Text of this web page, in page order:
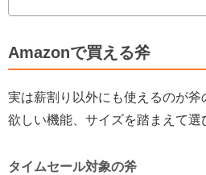
Amazonで買える斧
実は薪割り以外にも使えるのが斧
欲しい機能、サイズを踏まえて選
タイムセール対象の斧